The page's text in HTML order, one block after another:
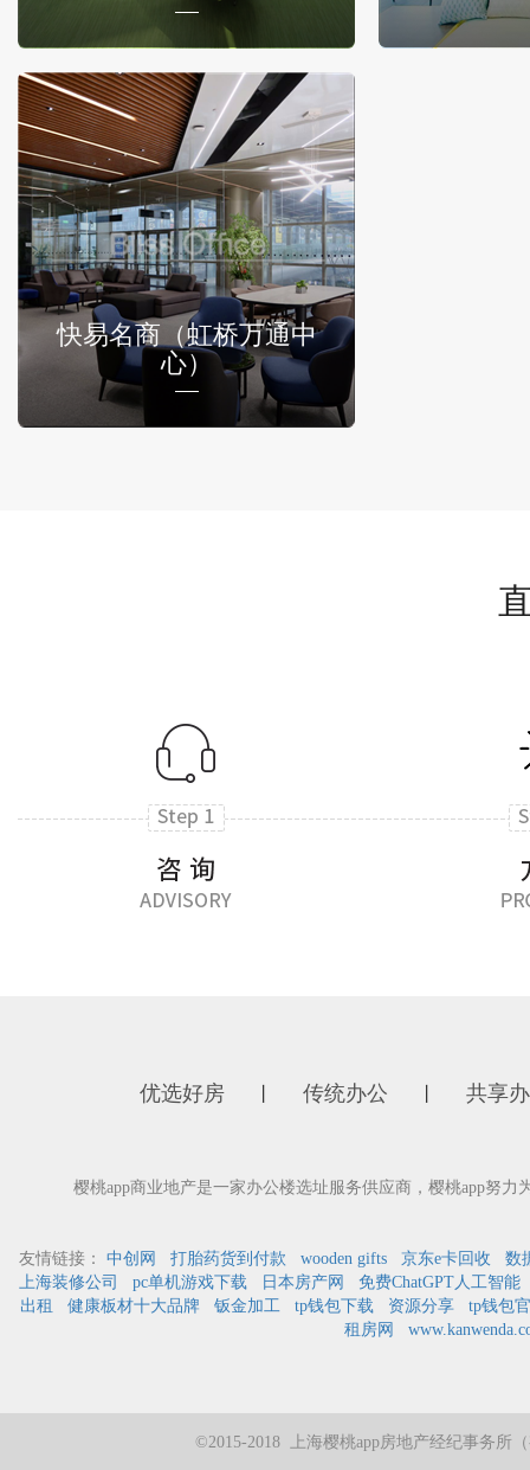
快易名商（虹桥万通中
心）
优选好房 传统办公 共享
樱桃app商业地产是一家办公楼选址服务供应商，樱桃app努
友情链接： 中创网 打胎药货到付款 wooden gifts 京东e卡回收
数
上海装修公司
pc单机游戏下载 日本房产网
免费ChatGPT人工智能
出租
健康板材十大品牌 钣金加工 tp钱包下载 资源分享
tp钱包
租房网
©2015-2018 上海樱桃app房地产经纪事务所